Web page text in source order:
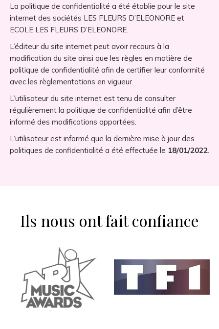
La politique de confidentialité a été établie pour le site
internet des sociétés LES FLEURS D’ELEONORE et
ECOLE LES FLEURS D’ELEONORE.
L’éditeur du site internet peut avoir recours à la
modification du site ainsi que les règles en matière de
politique de confidentialité afin de certifier leur conformité
avec les règlementations en vigueur.
L’utilisateur du site internet est tenu de consulter
régulièrement la politique de confidentialité afin d’être
informé des modifications apportées.
L’utilisateur est informé que la dernière mise à jour des
politiques de confidentialité a été effectuée le 18/01/2022.
Ils nous ont fait confiance